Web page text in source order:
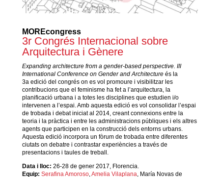
MOREcongress
3r Congrés Internacional sobre
Arquitectura i Gènere
Expanding architecture from a gender-based perspective. III
International Conference on Gender and Architectureés la
3a edició del congrés on es vol promoure i visibilitzar les
contribucions que el feminisme ha fet a l’arquitectura, la
planificació urbana i a totes les disciplines que estudien i/o
intervenen a l’espai. Amb aquesta edició es vol consolidar l’espai
de trobada i debat iniciat al 2014, creant connexions entre la
teoria i la pràctica i entre les administracions públiques i els altres
agents que participen en la construcció dels entorns urbans.
Aquesta edició incorpora un fòrum de trobada entre diferentes
ciutats on debatre i contrastar experiències a través de
presentacions i taules de treball.
Data i lloc: 26-28 de gener 2017, Florencia.
Equip: Serafina Amoroso, Amelia Vilaplana , María Novas de